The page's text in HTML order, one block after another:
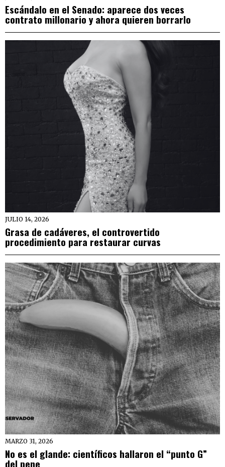
Escándalo en el Senado: aparece dos veces
contrato millonario y ahora quieren borrarlo
JULIO 14, 2026
Grasa de cadáveres, el controvertido
procedimiento para restaurar curvas
MARZO 31, 2026
No es el glande: científicos hallaron el “punto G”
del pene